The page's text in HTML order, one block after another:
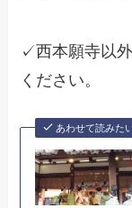
✓西本願寺以
ください。
あわせて読みた